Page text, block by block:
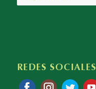
REDES SOCIALES